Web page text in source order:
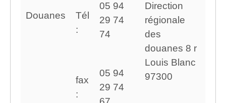
Douanes
Tél
:
05 94
29 74
74
Direction
régionale
des
douanes 8 r
Louis Blanc
97300
fax
:
05 94
29 74